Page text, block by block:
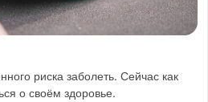
риска заболеть. Сейчас как
о своём здоровье.